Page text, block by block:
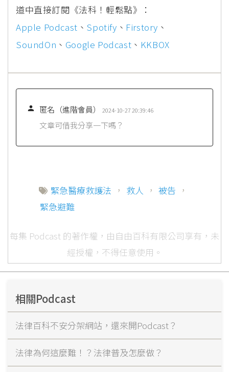
道中直接訂閱《法科！輕鬆點》：
Apple Podcast 、 Spotify 、 Firstory 、
SoundOn 、 Google Podcast 、 KKBOX
 匿名（進階會員） 2024-10-27 20:39:46
文章可借我分享一下嗎？
緊急醫療救護法 ， 救人 ， 被告 ，
緊急避難
每集 Podcast 的著作權，由自由百科有限公司享有，未
經授權，不得任意使用。
相關Podcast
法律百科不安分架網站，還來開Podcast？
法律為何這麼難！？法律普及怎麼做？